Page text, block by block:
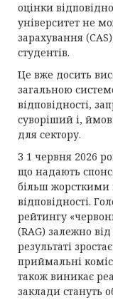
оцінки
університет не
зарахування
студентів.
Це вже досить
загальною
відповідності,
суворіший і,
для сектору.
З 1 червня 2026
що надають
більш жорсткими
відповідності.
рейтингу
(RAG) залежно
результаті
приймальні
також виникає
заклади стануть